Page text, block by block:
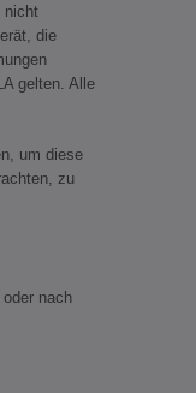
nicht
die
gelten. Alle
um diese
zu
nach